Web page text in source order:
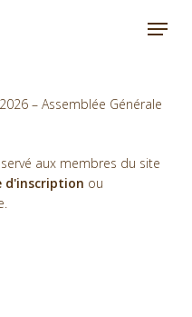
Menu
– Assemblée Générale
aux membres du site
d'inscription ou